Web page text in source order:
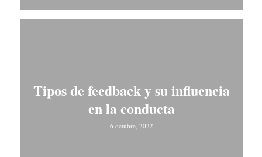
Tipos de feedback y su influencia
en la conducta
6 octubre, 2022